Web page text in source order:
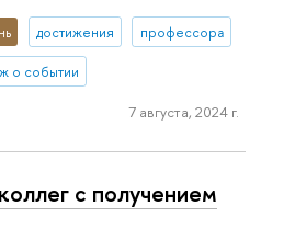
достижения профессора
о событии
7 августа, 2024 г.
с получением